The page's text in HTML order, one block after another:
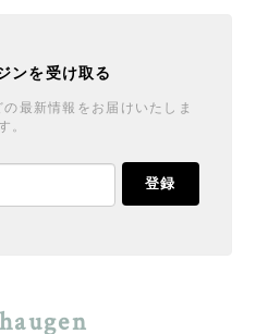
ンを受け取る
最新情報をお届けいたしま
。
登録